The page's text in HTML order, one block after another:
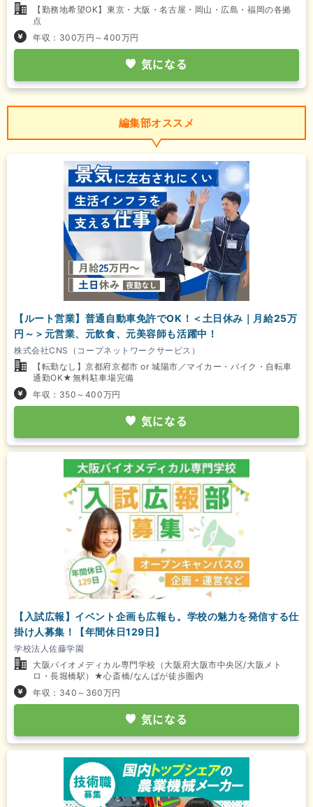
【勤務地希望OK】東京・大阪・名古屋・岡山・広島・福岡の各拠
点
年収：300万円～400万円
気になる
編集部オススメ
【ルート営業】普通自動車免許でOK！＜土日休み｜月給25万
円～＞元営業、元飲食、元美容師も活躍中！
株式会社CNS（コープネットワークサービス）
【転勤なし】京都府京都市 or 城陽市／マイカー・バイク・自転車
通勤OK★無料駐車場完備
年収：350～400万円
気になる
【入試広報】イベント企画も広報も。学校の魅力を発信する仕
掛け人募集！【年間休日129日】
学校法人佐藤学園
大阪バイオメディカル専門学校（大阪府大阪市中央区/大阪メト
ロ・長堀橋駅）★心斎橋/なんばが徒歩圏内
年収：340～360万円
気になる